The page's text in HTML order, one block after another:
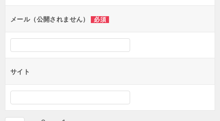
ョ
ンメール（公開されません） 必須
サイト